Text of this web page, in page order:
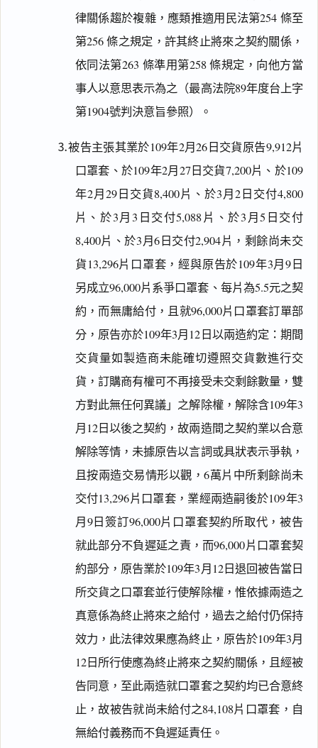
律關係趨於複雜，應類推適用民法第254 條至
第256 條之規定，許其終止將來之契約關係，
依同法第263 條準用第258 條規定，向他方當
事人以意思表示為之（最高法院89年度台上字
第1904號判決意旨參照）。
⒊被告主張其業於109年2月26日交貨原告9,912片
口罩套、於109年2月27日交貨7,200片、於109
年2月29日交貨8,400片、於3月2日交付4,800
片、於3月3日交付5,088片、於3月5日交付
8,400片、於3月6日交付2,904片，剩餘尚未交
貨13,296片口罩套，經與原告於109年3月9日
另成立96,000片系爭口罩套、每片為5.5元之契
約，而無庸給付，且就96,000片口罩套訂單部
分，原告亦於109年3月12日以兩造約定：期間
交貨量如製造商未能確切遵照交貨數進行交
貨，訂購商有權可不再接受未交剩餘數量，雙
方對此無任何異議」之解除權，解除含109年3
月12日以後之契約，故兩造間之契約業以合意
解除等情，未據原告以言詞或具狀表示爭執，
且按兩造交易情形以觀，6萬片中所剩餘尚未
交付13,296片口罩套，業經兩造嗣後於109年3
月9日簽訂96,000片口罩套契約所取代，被告
就此部分不負遲延之責，而96,000片口罩套契
約部分，原告業於109年3月12日退回被告當日
所交貨之口罩套並行使解除權，惟依據兩造之
真意係為終止將來之給付，過去之給付仍保持
效力，此法律效果應為終止，原告於109年3月
12日所行使應為終止將來之契約關係，且經被
告同意，至此兩造就口罩套之契約均已合意終
止，故被告就尚未給付之84,108片口罩套，自
無給付義務而不負遲延責任。